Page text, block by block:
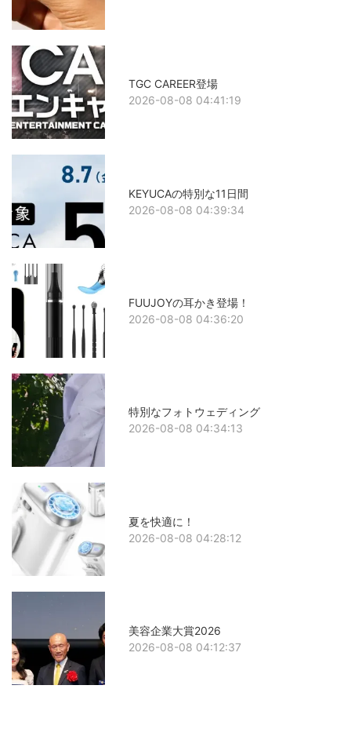
TGC CAREER登場
2026-08-08 04:41:19
KEYUCAの特別な11日間
2026-08-08 04:39:34
FUUJOYの耳かき登場！
2026-08-08 04:36:20
特別なフォトウェディング
2026-08-08 04:34:13
夏を快適に！
2026-08-08 04:28:12
美容企業大賞2026
2026-08-08 04:12:37